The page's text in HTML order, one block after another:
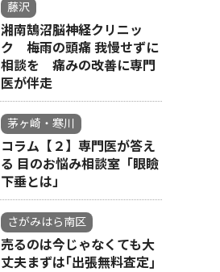
藤沢
湘南鵠沼脳神経クリニッ
ク 梅雨の頭痛 我慢せずに
相談を 痛みの改善に専門
医が伴走
茅ヶ崎・寒川
コラム【２】専門医が答え
る 目のお悩み相談室「眼瞼
下垂とは」
さがみはら南区
売るのは今じゃなくても大
丈夫まずは｢出張無料査定｣